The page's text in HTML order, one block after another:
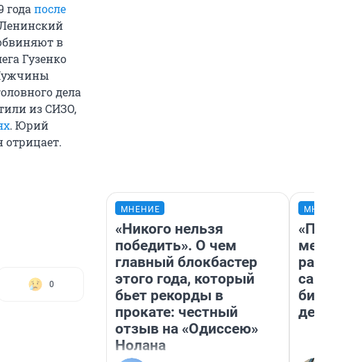
года после
в
Гузенко
дела
из СИЗО,
. Юрий
0
МНЕНИЕ
«Никого нельзя
победить». О чем
главный блокбастер
этого года, который
бьет рекорды в
прокате: честный
отзыв на «Одиссею»
Нолана